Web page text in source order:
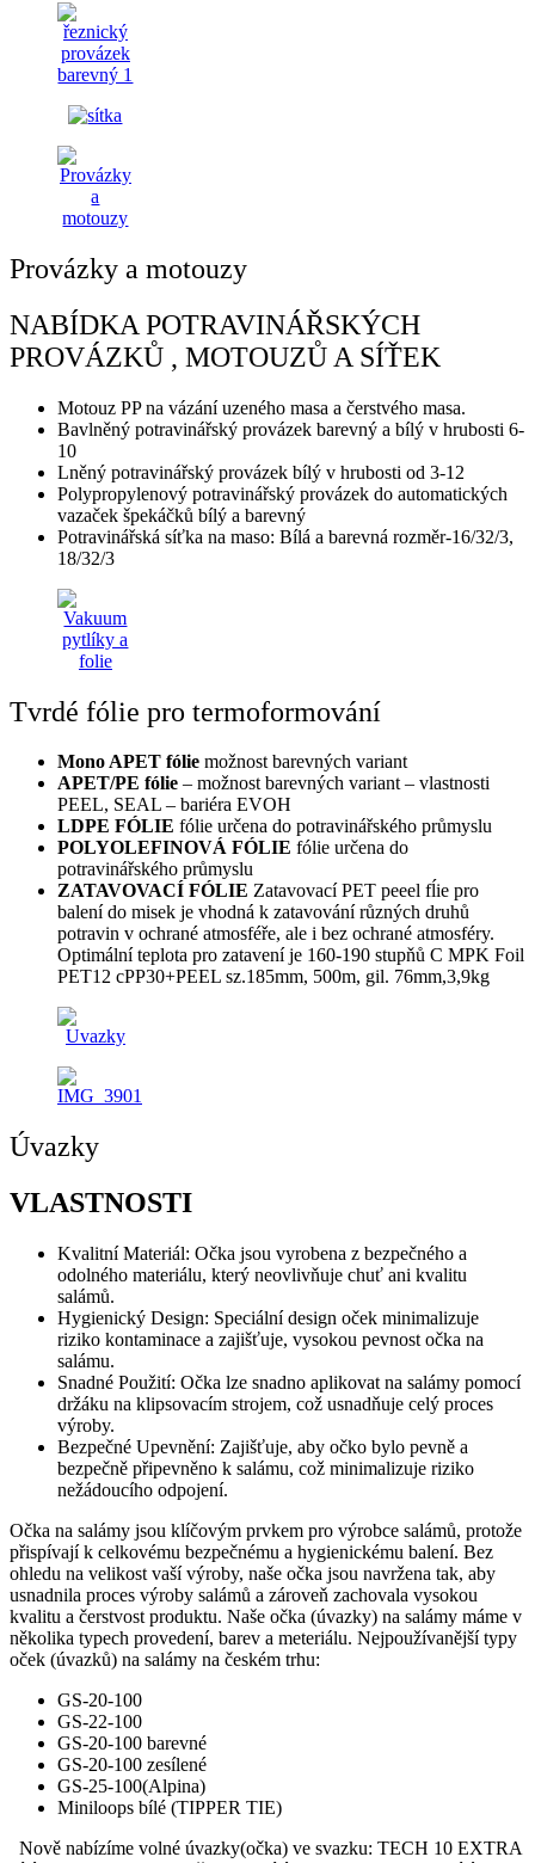
Provázky a motouzy
NABÍDKA POTRAVINÁŘSKÝCH
PROVÁZKŮ , MOTOUZŮ A SÍŤEK
Motouz PP na vázání uzeného masa a čerstvého masa.
Bavlněný potravinářský provázek barevný a bílý v hrubosti 6-
10
Lněný potravinářský provázek bílý v hrubosti od 3-12
Polypropylenový potravinářský provázek do automatických
vazaček špekáčků bílý a barevný
Potravinářská síťka na maso: Bílá a barevná rozměr-16/32/3,
18/32/3
Tvrdé fólie pro termoformování
Mono APET fólie možnost barevných variant
APET/PE fólie – možnost barevných variant – vlastnosti
PEEL, SEAL – bariéra EVOH
LDPE FÓLIE fólie určena do potravinářského průmyslu
POLYOLEFINOVÁ FÓLIE fólie určena do
potravinářského průmyslu
ZATAVOVACÍ FÓLIE Zatavovací PET peeel fĺie pro
balení do misek je vhodná k zatavování různých druhů
potravin v ochrané atmosféře, ale i bez ochrané atmosféry.
Optimální teplota pro zatavení je 160-190 stupňů C MPK Foil
PET12 cPP30+PEEL sz.185mm, 500m, gil. 76mm,3,9kg
Úvazky
VLASTNOSTI
Kvalitní Materiál: Očka jsou vyrobena z bezpečného a
odolného materiálu, který neovlivňuje chuť ani kvalitu
salámů.
Hygienický Design: Speciální design oček minimalizuje
riziko kontaminace a zajišťuje, vysokou pevnost očka na
salámu.
Snadné Použití: Očka lze snadno aplikovat na salámy pomocí
držáku na klipsovacím strojem, což usnadňuje celý proces
výroby.
Bezpečné Upevnění: Zajišťuje, aby očko bylo pevně a
bezpečně připevněno k salámu, což minimalizuje riziko
nežádoucího odpojení.
Očka na salámy jsou klíčovým prvkem pro výrobce salámů, protože
přispívají k celkovému bezpečnému a hygienickému balení. Bez
ohledu na velikost vaší výroby, naše očka jsou navržena tak, aby
usnadnila proces výroby salámů a zároveň zachovala vysokou
kvalitu a čerstvost produktu. Naše očka (úvazky) na salámy máme v
několika typech provedení, barev a meteriálu. Nejpoužívanější typy
oček (úvazků) na salámy na českém trhu:
GS-20-100
GS-22-100
GS-20-100 barevné
GS-20-100 zesílené
GS-25-100(Alpina)
Miniloops bílé (TIPPER TIE)
Nově nabízíme volné úvazky(očka) ve svazku: TECH 10 EXTRA